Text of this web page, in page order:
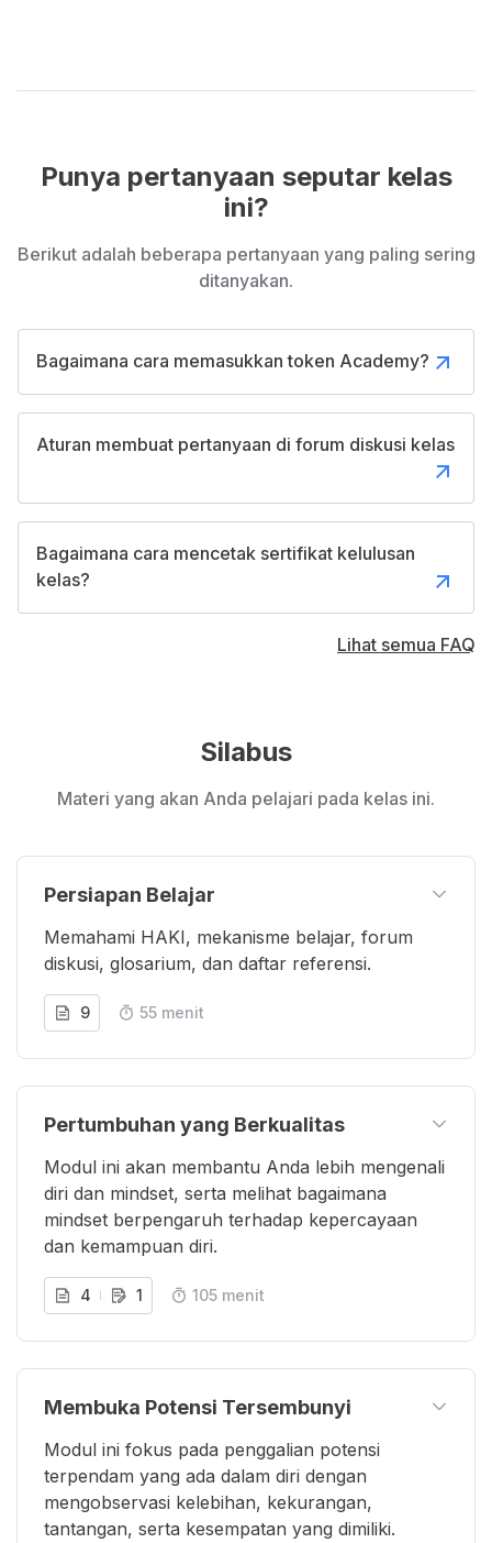
Punya pertanyaan seputar kelas
ini?
Berikut adalah beberapa pertanyaan yang paling sering
ditanyakan.
Bagaimana cara memasukkan token Academy?
Aturan membuat pertanyaan di forum diskusi kelas
Bagaimana cara mencetak sertifikat kelulusan
kelas?
Lihat semua FAQ
Silabus
Materi yang akan Anda pelajari pada kelas ini.
Persiapan Belajar
Memahami HAKI, mekanisme belajar, forum
diskusi, glosarium, dan daftar referensi.
9 55 menit
Pertumbuhan yang Berkualitas
Modul ini akan membantu Anda lebih mengenali
diri dan mindset, serta melihat bagaimana
mindset berpengaruh terhadap kepercayaan
dan kemampuan diri.
4 1 105 menit
Membuka Potensi Tersembunyi
Modul ini fokus pada penggalian potensi
terpendam yang ada dalam diri dengan
mengobservasi kelebihan, kekurangan,
tantangan, serta kesempatan yang dimiliki.